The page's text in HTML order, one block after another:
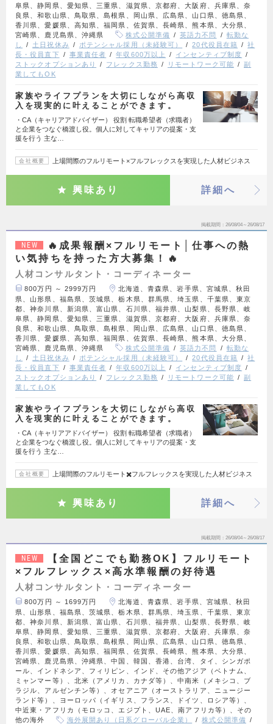
阜県、静岡県、愛知県、三重県、滋賀県、京都府、大阪府、兵庫県、奈
良県、和歌山県、鳥取県、島根県、岡山県、広島県、山口県、徳島県、
香川県、愛媛県、高知県、福岡県、佐賀県、長崎県、熊本県、大分県、
宮崎県、鹿児島県、沖縄県
株式公開準備 英語力不問
転勤な
し
土日祝休み ポテンシャル採用（未経験可） 20代役員在籍
社
長・役員直下
事業責任者 年収600万以上
インセンティブ制度
ストックオプションあり
フレックス勤務 リモートワーク可能
副
業してもOK
家族やライフプランを大切にしながら高収
入を現実的に叶えることができます。
・CA（キャリアアドバイザー） 役割 転職希望者（求職者）
と企業をつなぐ橋渡し役。個人に対してキャリアの提案・支
援を行う 主な…
会社概要 上場間際のフルリモート×フルフレックスを実現した人材ビジネス
興味あり 詳細へ
掲載期間 26/08/04～26/08/17
NEW
🔥成果報酬×フルリモート│仕事への熱
い気持ちを持った方大募集！🔥
人材コンサルタント・コーディネーター
800万円 ～ 2999万円
北海道、青森県、岩手県、宮城県、秋田
県、山形県、福島県、茨城県、栃木県、群馬県、埼玉県、千葉県、東京
都、神奈川県、新潟県、富山県、石川県、福井県、山梨県、長野県、岐
阜県、静岡県、愛知県、三重県、滋賀県、京都府、大阪府、兵庫県、奈
良県、和歌山県、鳥取県、島根県、岡山県、広島県、山口県、徳島県、
香川県、愛媛県、高知県、福岡県、佐賀県、長崎県、熊本県、大分県、
宮崎県、鹿児島県、沖縄県
株式公開準備 英語力不問
転勤な
し
土日祝休み ポテンシャル採用（未経験可） 20代役員在籍
社
長・役員直下
事業責任者 年収600万以上
インセンティブ制度
ストックオプションあり
フレックス勤務 リモートワーク可能
副
業してもOK
家族やライフプランを大切にしながら高収
入を現実的に叶えることができます。
・CA（キャリアアドバイザー） 役割 転職希望者（求職者）
と企業をつなぐ橋渡し役。個人に対してキャリアの提案・支
援を行う 主な…
会社概要 上場間際のフルリモート✖️フルフレックスを実現した人材ビジネス
興味あり 詳細へ
掲載期間 26/08/04～26/08/17
NEW
【全国どこでも勤務OK】フルリモート
×フルフレックス×高水準報酬の好待遇
人材コンサルタント・コーディネーター
800万円 ～ 1699万円
北海道、青森県、岩手県、宮城県、秋田
県、山形県、福島県、茨城県、栃木県、群馬県、埼玉県、千葉県、東京
都、神奈川県、新潟県、富山県、石川県、福井県、山梨県、長野県、岐
阜県、静岡県、愛知県、三重県、滋賀県、京都府、大阪府、兵庫県、奈
良県、和歌山県、鳥取県、島根県、岡山県、広島県、山口県、徳島県、
香川県、愛媛県、高知県、福岡県、佐賀県、長崎県、熊本県、大分県、
宮崎県、鹿児島県、沖縄県、中国、韓国、香港、台湾、タイ、シンガポ
ール、インドネシア、フィリピン、インド、その他アジア（ベトナム、
ミャンマー等）、北米（アメリカ、カナダ等）、中南米（メキシコ、ブ
ラジル、アルゼンチン等）、オセアニア（オーストラリア、ニュージー
ランド等）、ヨーロッパ（イギリス、フランス、ドイツ、ロシア等）、
中近東・アフリカ（モロッコ、エジプト、UAE、南アフリカ等）、その
他の海外
海外展開あり（日系グローバル企業） 株式公開準備